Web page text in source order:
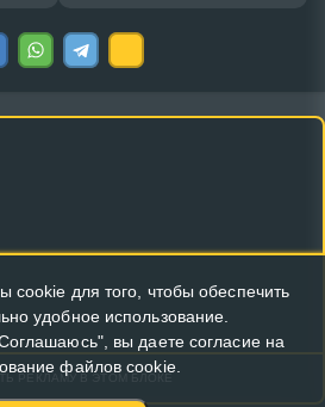
РЕКЛАМУ В ЭТОМ БЛОКЕ
для того, чтобы обеспечить
удобное использование.
вы даете согласие на
файлов cookie.